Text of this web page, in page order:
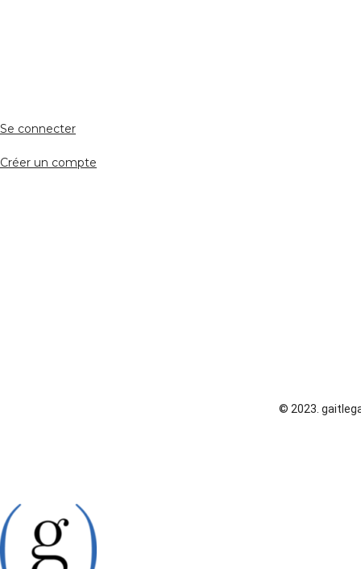
Se connecter
Créer un compte
© 2023.